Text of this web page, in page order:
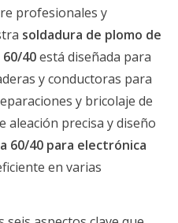
profesionales y
soldadura de plomo de
40está diseñada para
y conductoras para
y bricolaje de
aleación precisa y diseño
60/40 para electrónica
en varias